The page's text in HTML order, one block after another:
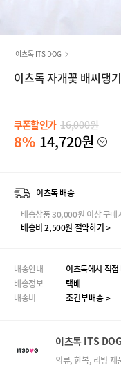
이츠독 ITS DOG
이츠독 자개꽃 배씨댕기
쿠폰할인가 16,000원
8% 14,720원
이츠독 배송
배송상품 30,000원 이상 구매
배송비 2,500원 절약하기 >
배송안내
이츠독에서 직
배송정보
택배
배송비
조건부배송 >
이츠독 ITS DOG
의류, 한복, 리빙 제